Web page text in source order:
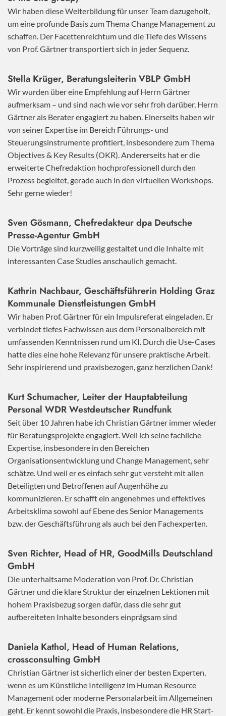
Wir haben diese Weiterbildung für unser Team dazugeholt,
um eine profunde Basis zum Thema Change Management zu
schaffen. Der Facettenreichtum und die Tiefe des Wissens
von Prof. Gärtner transportiert sich in jeder Sequenz.
Stella Krüger, Beratungsleiterin VBLP GmbH
Wir wurden über eine Empfehlung auf Herrn Gärtner
aufmerksam – und sind nach wie vor sehr froh darüber, Herrn
Gärtner als Berater engagiert zu haben. Einerseits haben wir
von seiner Expertise im Bereich Führungs- und
Steuerungsinstrumente profitiert, insbesondere zum Thema
Objectives & Key Results (OKR). Andererseits hat er die
erweiterte Chefredaktion hochprofessionell durch den
Prozess begleitet, gerade auch in den virtuellen Workshops.
Sehr gerne wieder!
Sven Gösmann, Chefredakteur dpa Deutsche
Presse-Agentur GmbH
Die Vorträge sind kurzweilig gestaltet und die Inhalte mit
interessanten Case Studies anschaulich gemacht.
Kathrin Nachbaur, Geschäftsführerin Holding Graz
Kommunale Dienstleistungen GmbH
Wir haben Prof. Gärtner für ein Impulsreferat eingeladen. Er
verbindet tiefes Fachwissen aus dem Personalbereich mit
umfassenden Kenntnissen rund um KI. Durch die Use-Cases
hatte dies eine hohe Relevanz für unsere praktische Arbeit.
Sehr inspirierend und praxisbezogen, ganz herzlichen Dank!
Kurt Schumacher, Leiter der Hauptabteilung
Personal WDR Westdeutscher Rundfunk
Seit über 10 Jahren habe ich Christian Gärtner immer wieder
für Beratungsprojekte engagiert. Weil ich seine fachliche
Expertise, insbesondere in den Bereichen
Organisationsentwicklung und Change Management, sehr
schätze. Und weil er es einfach sehr gut versteht mit allen
Beteiligten und Betroffenen auf Augenhöhe zu
kommunizieren. Er schafft ein angenehmes und effektives
Arbeitsklima sowohl auf Ebene des Senior Managements
bzw. der Geschäftsführung als auch bei den Fachexperten.
Sven Richter, Head of HR, GoodMills Deutschland
GmbH
Die unterhaltsame Moderation von Prof. Dr. Christian
Gärtner und die klare Struktur der einzelnen Lektionen mit
hohem Praxisbezug sorgen dafür, dass die sehr gut
aufbereiteten Inhalte besonders einprägsam sind
Daniela Kathol, Head of Human Relations,
crossconsulting GmbH
Christian Gärtner ist sicherlich einer der besten Experten,
wenn es um Künstliche Intelligenz im Human Resource
Management oder moderne Personalarbeit im Allgemeinen
geht. Er kennt sowohl die Praxis, insbesondere die HR Start-